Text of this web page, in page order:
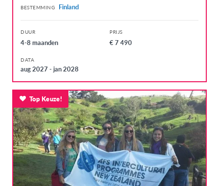
Panama
Paraguay
Peru
NOORD-AMERIKA
Canada
Verenigde Staten
OCEANIË
Australië
Nieuw-Zeeland
BESTEMMING Finland
DUUR
4-8 maanden
PRIJS
€ 7 490
DATA
aug 2027 - jan 2028
Top Keuze!